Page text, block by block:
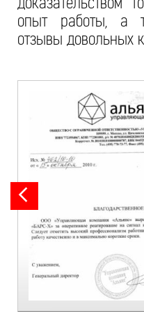
опыт работы, а
отзывы довольных